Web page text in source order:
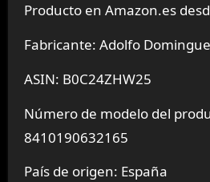
Producto en Amazon.es
Fabricante: Adolfo
ASIN: B0C24ZHW25
Número de modelo del
8410190632165
País de origen: España